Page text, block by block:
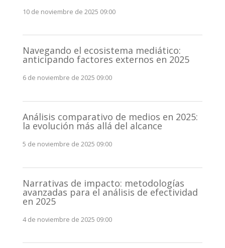
10 de noviembre de 2025 09:00
Navegando el ecosistema mediático:
anticipando factores externos en 2025
6 de noviembre de 2025 09:00
Análisis comparativo de medios en 2025:
la evolución más allá del alcance
5 de noviembre de 2025 09:00
Narrativas de impacto: metodologías
avanzadas para el análisis de efectividad
en 2025
4 de noviembre de 2025 09:00